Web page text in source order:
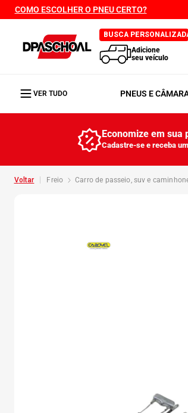
COMO ESCOLHER O PNEU CERTO?
BUSCA PERSONALIZADA
Adicione
seu veículo
VER TUDO PNEUS E
Economize em sua
Cadastre-se e receba
freio carro de passeio, suv e